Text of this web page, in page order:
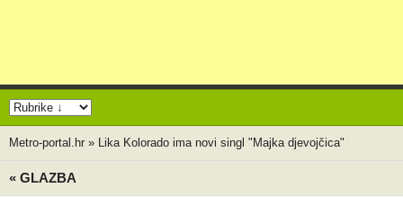
Metro-portal.hr » Lika Kolorado ima novi singl "Majka djevojčica"
« GLAZBA